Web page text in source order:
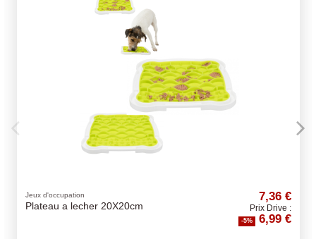
Jeux d'occupation
Plateau a lecher 20X20cm
7,36 €
Prix Drive :
-5% 6,99 €